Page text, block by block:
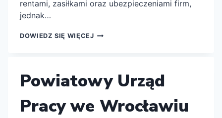
rentami, zasiłkami oraz ubezpieczeniami firm,
jednak…
DOWIEDZ SIĘ WIĘCEJZAKŁAD
WROCŁAWIU
Powiatowy Urząd
Pracy we Wrocławiu